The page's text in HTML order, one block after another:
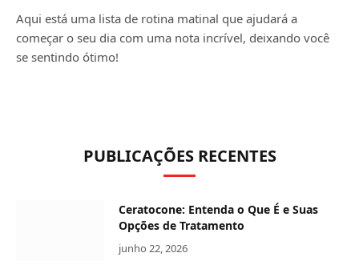
Aqui está uma lista de rotina matinal que ajudará a
começar o seu dia com uma nota incrível, deixando você
se sentindo ótimo!
PUBLICAÇÕES RECENTES
Ceratocone: Entenda o Que É e Suas
Opções de Tratamento
junho 22, 2026